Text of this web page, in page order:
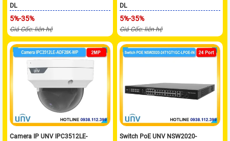
DL
5%-35%
Giá Gốc: liên hệ
DL
5%-35%
Giá Gốc: liên hệ
Camera IP UNV IPC3512LE-
Switch PoE UNV NSW2020-